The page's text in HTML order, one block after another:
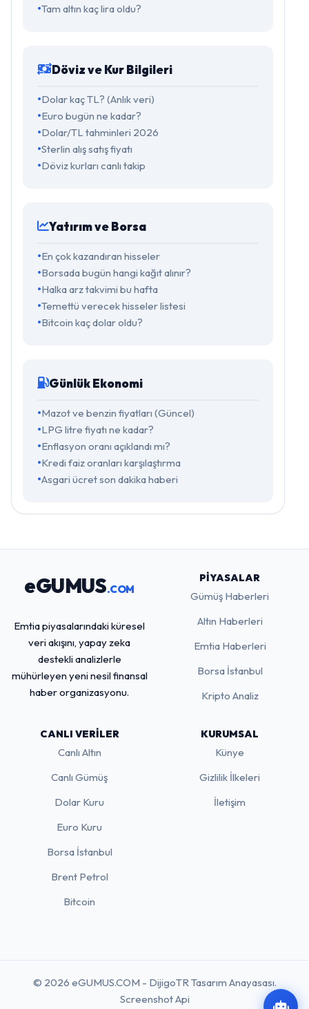
Tam altın kaç lira oldu?
Döviz ve Kur Bilgileri
Dolar kaç TL? (Anlık veri)
Euro bugün ne kadar?
Dolar/TL tahminleri 2026
Sterlin alış satış fiyatı
Döviz kurları canlı takip
Yatırım ve Borsa
En çok kazandıran hisseler
Borsada bugün hangi kağıt alınır?
Halka arz takvimi bu hafta
Temettü verecek hisseler listesi
Bitcoin kaç dolar oldu?
Günlük Ekonomi
Mazot ve benzin fiyatları (Güncel)
LPG litre fiyatı ne kadar?
Enflasyon oranı açıklandı mı?
Kredi faiz oranları karşılaştırma
Asgari ücret son dakika haberi
eGUMUS.COM
Emtia piyasalarındaki küresel
veri akışını, yapay zeka
destekli analizlerle
mühürleyen yeni nesil finansal
haber organizasyonu.
PIYASALAR
Gümüş Haberleri
Altın Haberleri
Emtia Haberleri
Borsa İstanbul
Kripto Analiz
CANLI VERILER
Canlı Altın
Canlı Gümüş
Dolar Kuru
Euro Kuru
Borsa İstanbul
Brent Petrol
Bitcoin
KURUMSAL
Künye
Gizlilik İlkeleri
İletişim
© 2026 eGUMUS.COM - DijigoTR Tasarım Anayasası.
Screenshot Api